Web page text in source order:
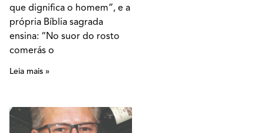
que dignifica o homem”, e a
própria Bíblia sagrada
ensina: “No suor do rosto
comerás o
Leia mais »